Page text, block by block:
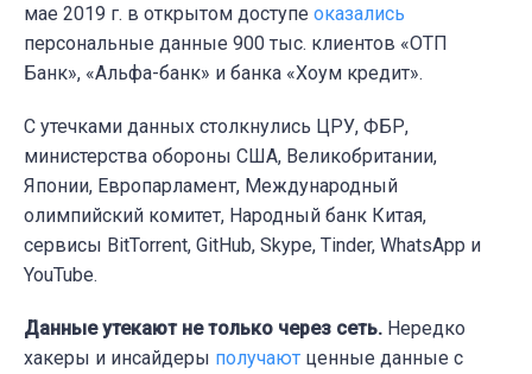
мае 2019 г. в открытом доступе оказались
персональные данные 900 тыс. клиентов «ОТП
Банк», «Альфа-банк» и банка «Хоум кредит».
С утечками данных столкнулись ЦРУ, ФБР,
министерства обороны США, Великобритании,
Японии, Европарламент, Международный
олимпийский комитет, Народный банк Китая,
сервисы BitTorrent, GitHub, Skype, Tinder, WhatsApp и
YouTube.
Данные утекают не только через сеть. Нередко
хакеры и инсайдеры получают ценные данные с